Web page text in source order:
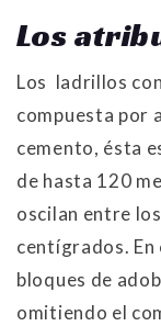
Los
Los ladrillos
compuesta por
cemento, ésta
de hasta 120
oscilan entre
centígrados. En
bloques de
omitiendo el